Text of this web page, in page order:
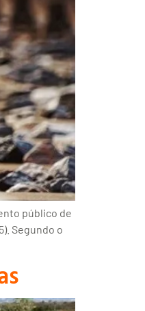
público de
Segundo o